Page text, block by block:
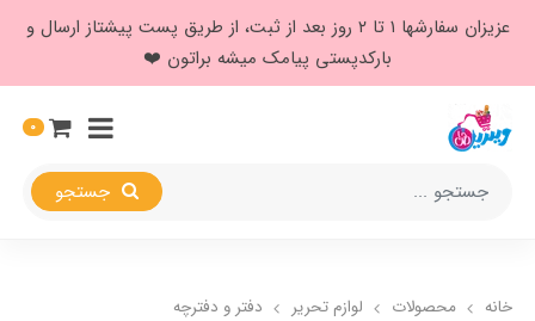
عزیزان سفارشها ۱ تا ۲ روز بعد از ثبت، از طریق پست پیشتاز ارسال و
بارکدپستی پیامک میشه براتون ❤️
0
خانه محصولات لوازم تحریر
دفتر و دفترچه